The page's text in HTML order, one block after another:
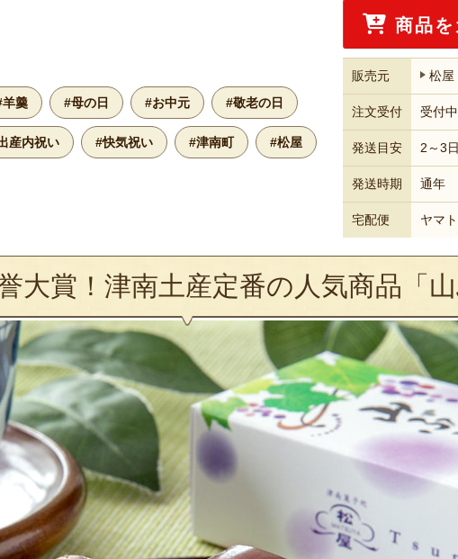
羊羹 #母の日 #お中元 #敬老の日
産内祝い #快気祝い #津南町 #松屋
商品
販売元 松屋
注文受付 受付中
発送目安 2～3
発送時期 通年
宅配便 ヤマ
大賞！津南土産定番の人気商品「山